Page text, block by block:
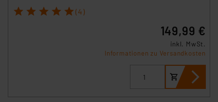
1 2 3 4 5 (4)
149,99 €
inkl. MwSt.
Informationen zu Versandkosten